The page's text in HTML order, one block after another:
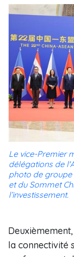
Le vice-Premier
délégations de
photo de
et du Sommet
l’investissement.
la connectivité